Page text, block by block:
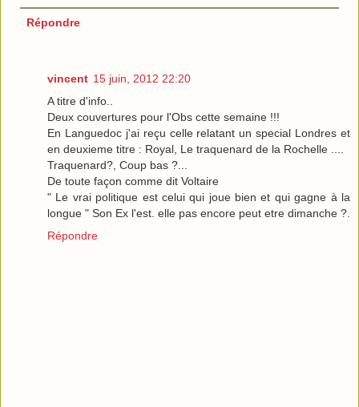
Répondre
vincent 15 juin, 2012 22:20
A titre d'info..
Deux couvertures pour l'Obs cette semaine !!!
En Languedoc j'ai reçu celle relatant un special Londres et
en deuxieme titre : Royal, Le traquenard de la Rochelle ....
Traquenard?, Coup bas ?...
De toute façon comme dit Voltaire
" Le vrai politique est celui qui joue bien et qui gagne à la
longue " Son Ex l'est. elle pas encore peut etre dimanche ?.
Répondre